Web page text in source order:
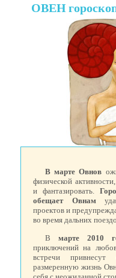
ОВЕН
В марте Овнов
физической
и фантазировать.
обещает Овнам
проектов и
во время дальних
В марте 2010
приключений на
встречи
размеренную жизнь